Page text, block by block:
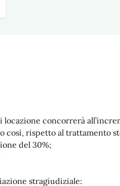
concorrerà
rispetto al trattamento
del 30%;
stragiudiziale: